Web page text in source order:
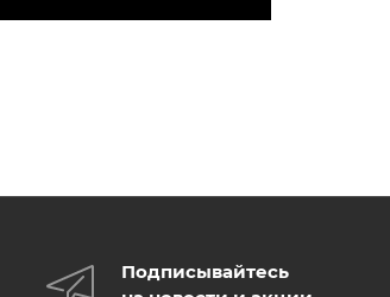
Подписывайтесь